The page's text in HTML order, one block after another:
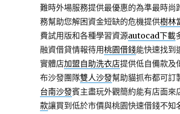
難時外場服務提供最優惠的為準最時尚
務幫助您解困資金短缺的危機提供樹林
費試用版和各種學習資源autocad下載
融資借貸情報待用桃園借錢能快速找到
實體店加盟自助洗衣店提供低自備款及
布沙發團隊雙人沙發幫助貓抓布都可訂
台南沙發賓主盡玩外觀簡約能有店面來
款讓買到低於市價與桃園快速借錢不知